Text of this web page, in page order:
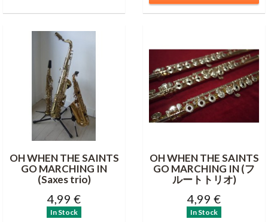
OH WHEN THE SAINTS
GO MARCHING IN
(Saxes trio)
4,99 €
In Stock
OH WHEN THE SAINTS
GO MARCHING IN (フ
ルートトリオ)
4,99 €
In Stock